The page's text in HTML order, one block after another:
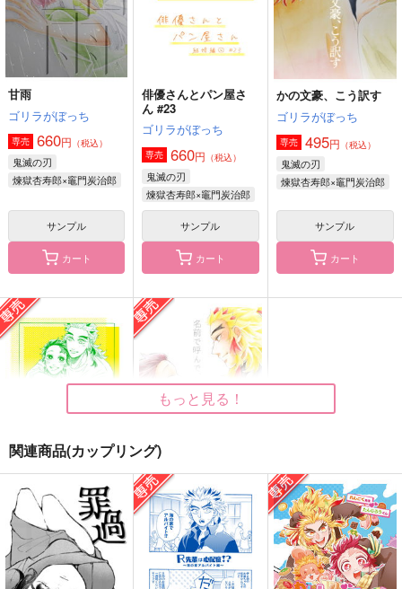
サンプル
作品詳細
サンプル
作品詳細
サンプル
作品詳細
お弟子さんとお兄さん
を私にください！
うたげや
3,144円 （税込）
煉獄杏寿郎×竈門炭治郎
サンプル
片想いとかけまして
みそ漬け
（税込）
煉獄杏寿郎×竈門炭治郎
サンプル
触れえぬ恋の話
サンプル
甘雨
ゴリラがぼっち
専売 660円 （税込）
鬼滅の刃
煉獄杏寿郎×竈門炭治郎
サンプル
カート
俳優さんとパン屋さ
ん #23
ゴリラがぼっち
専売 660円 （税込）
鬼滅の刃
煉獄杏寿郎×竈門炭治郎
サンプル
カート
かの文豪、こう訳す
ゴリラがぼっち
専売 495円 （税込）
鬼滅の刃
煉獄杏寿郎×竈門炭治郎
サンプル
カート
俳優さんとパン屋さ
ん #21
ゴリラがぼっち
専売 660円（税込）
鬼滅の刃
名前で呼んで、何度で
も
ゴリラがぼっち
495円（税込）
鬼滅の刃
もっと見る！
関連商品(カップリング)